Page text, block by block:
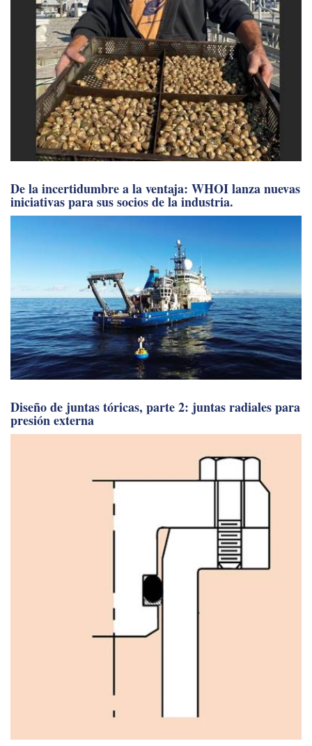
De la incertidumbre a la ventaja: WHOI lanza nuevas
iniciativas para sus socios de la industria.
Diseño de juntas tóricas, parte 2: juntas radiales para
presión externa